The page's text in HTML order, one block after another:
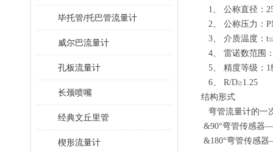
毕托管/托巴管流量计
威尔巴流量计
孔板流量计
长颈喷嘴
经典文丘里管
楔形流量计
1、 公称直径：
2、 公称压力：
3、 介质温度：
4、 雷诺数范围
5、 精度等级：1
6、 R/D≥1.25
结构形式
弯管流量计的一
&90°弯管传感器
&180°弯管传感